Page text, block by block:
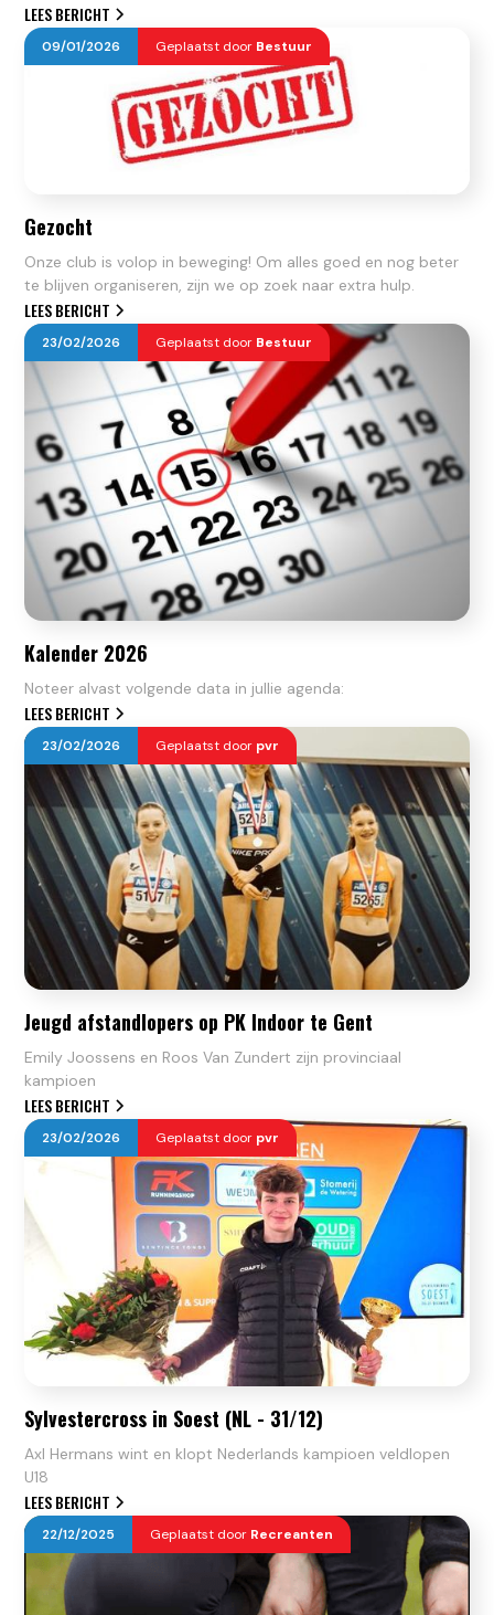
LEES BERICHT
09/01/2026 Geplaatst door Bestuur
Gezocht
Onze club is volop in beweging! Om alles goed en nog beter
te blijven organiseren, zijn we op zoek naar extra hulp.
LEES BERICHT
23/02/2026 Geplaatst door Bestuur
Kalender 2026
Noteer alvast volgende data in jullie agenda:
LEES BERICHT
23/02/2026 Geplaatst door pvr
Jeugd afstandlopers op PK Indoor te Gent
Emily Joossens en Roos Van Zundert zijn provinciaal
kampioen
LEES BERICHT
23/02/2026 Geplaatst door pvr
Sylvestercross in Soest (NL - 31/12)
Axl Hermans wint en klopt Nederlands kampioen veldlopen
U18
LEES BERICHT
22/12/2025 Geplaatst door Recreanten